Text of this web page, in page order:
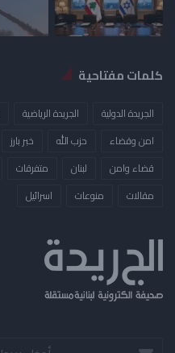
كلمات مفتاحية
الجريدة الدولية الجريدة الرياضية
امن وقضاء
حزب الله خبر بارز
قضاء وامن
لبنان متفرقات
مقالات
منوعات ​اسرائيل
أدخل